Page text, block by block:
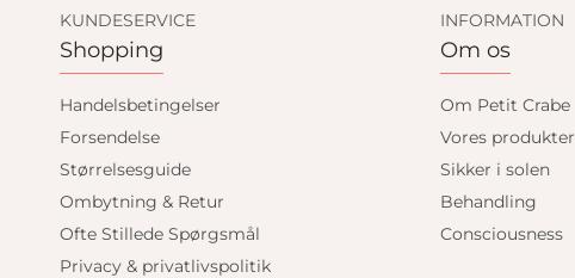
KUNDESERVICE
Shopping
Handelsbetingelser
Forsendelse
Størrelsesguide
Ombytning & Retur
Ofte Stillede Spørgsmål
Privacy & privatlivspolitik
INFORMATION
Om os
Om Petit Crabe
Vores produkter
Sikker i solen
Behandling
Consciousness